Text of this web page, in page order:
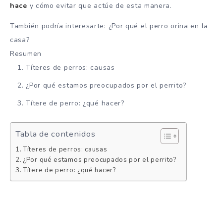
hace y cómo evitar que actúe de esta manera.
También podría interesarte: ¿Por qué el perro orina en la
casa?
Resumen
Títeres de perros: causas
¿Por qué estamos preocupados por el perrito?
Títere de perro: ¿qué hacer?
Tabla de contenidos
Títeres de perros: causas
¿Por qué estamos preocupados por el perrito?
Títere de perro: ¿qué hacer?